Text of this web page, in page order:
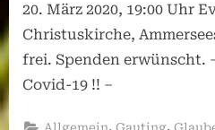
20. März 2020, 19:00 Uhr
Christuskirche,
frei. Spenden erwünscht.
Covid-19 !! –
Allgemein, Gauting,